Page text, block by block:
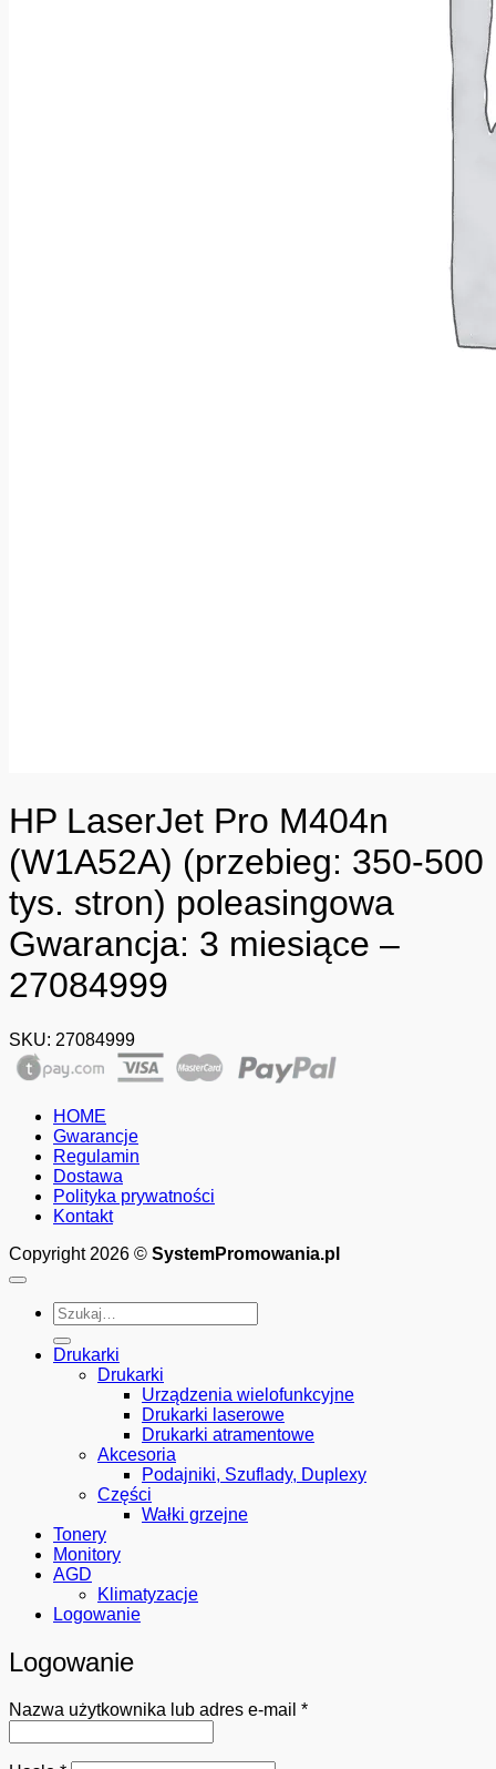
HP LaserJet Pro M404n
(W1A52A) (przebieg: 350-500
tys. stron) poleasingowa
Gwarancja: 3 miesiące –
27084999
SKU: 27084999
HOME
Gwarancje
Regulamin
Dostawa
Polityka prywatności
Kontakt
Copyright 2026 © SystemPromowania.pl
Szukaj:
Drukarki
Drukarki
Urządzenia wielofunkcyjne
Drukarki laserowe
Drukarki atramentowe
Akcesoria
Podajniki, Szuflady, Duplexy
Części
Wałki grzejne
Tonery
Monitory
AGD
Klimatyzacje
Logowanie
Logowanie
Nazwa użytkownika lub adres e-mail *Wymagane